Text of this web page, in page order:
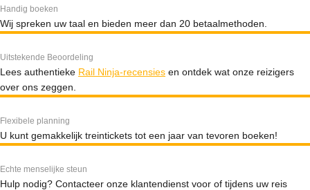
Handig boeken
Wij spreken uw taal en bieden meer dan 20 betaalmethoden.
Uitstekende Beoordeling
Lees authentieke Rail Ninja-recensies en ontdek wat onze reizigers
over ons zeggen.
Flexibele planning
U kunt gemakkelijk treintickets tot een jaar van tevoren boeken!
Echte menselijke steun
Hulp nodig? Contacteer onze klantendienst voor of tijdens uw reis